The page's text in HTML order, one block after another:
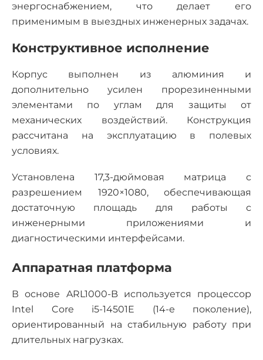
энергоснабжением, что делает его
применимым в выездных инженерных задачах.
Конструктивное исполнение
Корпус выполнен из алюминия и
дополнительно усилен прорезиненными
элементами по углам для защиты от
механических воздействий. Конструкция
рассчитана на эксплуатацию в полевых
условиях.
Установлена 17,3-дюймовая матрица с
разрешением 1920×1080, обеспечивающая
достаточную площадь для работы с
инженерными приложениями и
диагностическими интерфейсами.
Аппаратная платформа
В основе ARL1000-B используется процессор
Intel Core i5-14501E (14-е поколение),
ориентированный на стабильную работу при
длительных нагрузках.